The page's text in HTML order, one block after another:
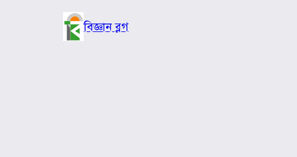
বিজ্ঞান ব্লগ